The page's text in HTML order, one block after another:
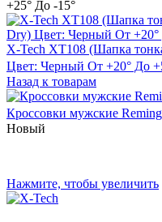
+25° До -15°
X-Tech XT108 (Шапка
Цвет: Черный От +20° До
Назад к товарам
Кроссовки мужские
Новый
Нажмите, чтобы увеличить